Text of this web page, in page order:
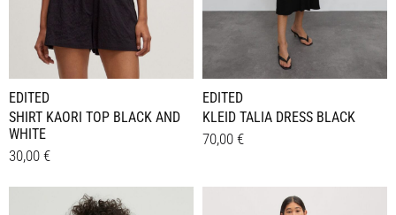
der
gewählt
werden
der
Produktseite
gewählt
EDITED
SHIRT KAORI TOP BLACK AND
WHITE
30,00 €
DetailsDieses
Produkt
EDITED
KLEID TALIA DRESS BLACK
70,00 €
Produkt